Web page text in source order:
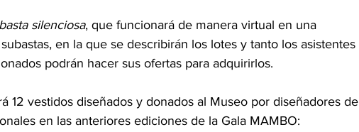
silenciosa, que funcionará de manera virtual en una
en la que se describirán los lotes y tanto los asistentes
podrán hacer sus ofertas para adquirirlos.
12 vestidos diseñados y donados al Museo por diseñadores de
en las anteriores ediciones de la Gala MAMBO: